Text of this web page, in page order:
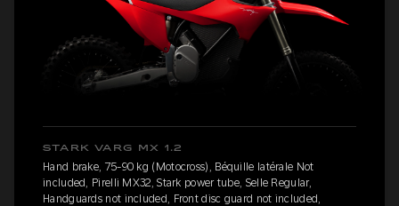
STARK VARG MX 1.2
Hand brake, 75-90 kg (Motocross), Béquille latérale Not
included, Pirelli MX32, Stark power tube, Selle Regular,
Handguards not included, Front disc guard not included,